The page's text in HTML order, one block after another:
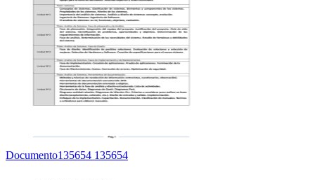
Documento135654 135654